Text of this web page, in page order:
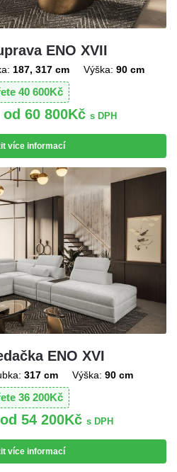
ENO XVII
187, 317 cm Výška: 90 cm
40 600Kč
60 800Kč s DPH
více informací
ENO XVI
317 cm Výška: 90 cm
36 200Kč
54 200Kč s DPH
více informací